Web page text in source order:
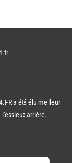
a été élu meilleur
arrière.